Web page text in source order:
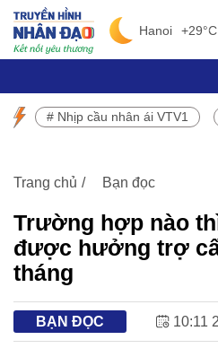
Hanoi +29°C
SỰ KIỆN NỔI BẬT
# Nhịp cầu nhân ái VTV1
Trang chủ Bạn đọc
Trường hợp nào
được hưởng trợ
tháng
BẠN ĐỌC 10:11